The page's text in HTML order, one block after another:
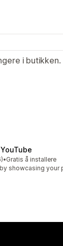
i butikken.
•Gratis å installere
showcasing your